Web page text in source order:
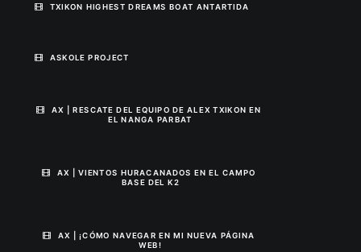
TXIKON HIGHEST DREAMS BOAT ANTARTIDA
ASKOLE PROJECT
AX | RESCATE DEL EQUIPO DE ALEX TXIKON EN
EL NANGA PARBAT
AX | VIENTOS HURACANADOS EN EL CAMPO
BASE DEL K2
AX | ¡CÓMO NAVEGAR EN MI NUEVA PÁGINA
WEB!